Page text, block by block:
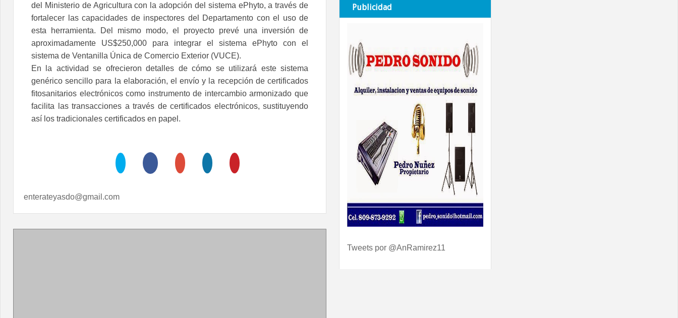
del Ministerio de Agricultura con la adopción del sistema ePhyto, a través de
fortalecer las capacidades de inspectores del Departamento con el uso de
esta herramienta. Del mismo modo, el proyecto prevé una inversión de
aproximadamente US$250,000 para integrar el sistema ePhyto con el
sistema de Ventanilla Única de Comercio Exterior (VUCE).
En la actividad se ofrecieron detalles de cómo se utilizará este sistema
genérico sencillo para la elaboración, el envío y la recepción de certificados
fitosanitarios electrónicos como instrumento de intercambio armonizado que
facilita las transacciones a través de certificados electrónicos, sustituyendo
así los tradicionales certificados en papel.
enterateyasdo@gmail.com
Publicidad
Tweets por @AnRamirez11